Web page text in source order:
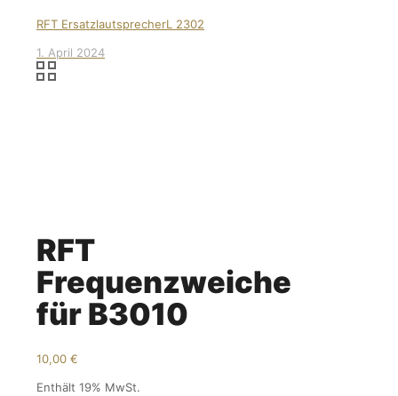
RFT ErsatzlautsprecherL 2302
1. April 2024
RFT
Frequenzweiche
für B3010
10,00 €
Enthält 19% MwSt.